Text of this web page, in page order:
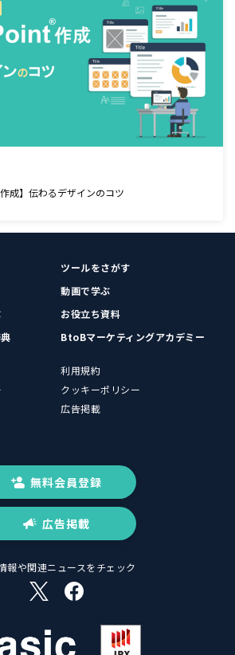
成】伝わるデザインのコツ
ツールをさがす
動画で学ぶ
お役立ち資料
BtoBマーケティングアカデミー
利用規約
クッキーポリシー
広告掲載
無料会員登録
広告掲載
報や関連ニュースをチェック